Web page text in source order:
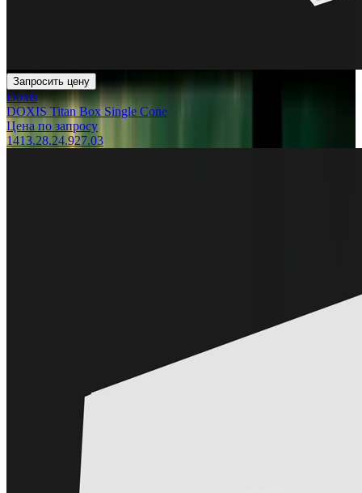
Запросить цену
Doxis
DOXIS Titan Box Single Cone
Цена по запросу
1413.28.24.927.03